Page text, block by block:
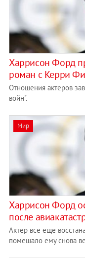
Харрисон Форд
роман с Керри
Отношения актеров
войн".
Мир
Харрисон Форд
после
Актер все еще
помешало ему снова